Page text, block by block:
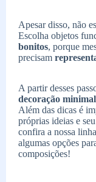
Apesar disso, não
Escolha objetos
bonitos, porque
precisam
A partir desses
decoração
Além das dicas é
próprias ideias e
confira a nossa
algumas opções
composições!